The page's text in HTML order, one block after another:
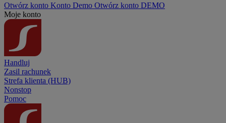
Otwórz konto Konto Demo Otwórz konto DEMO
Moje konto
Handluj
Zasil rachunek
Strefa klienta (HUB)
Nonstop
Pomoc